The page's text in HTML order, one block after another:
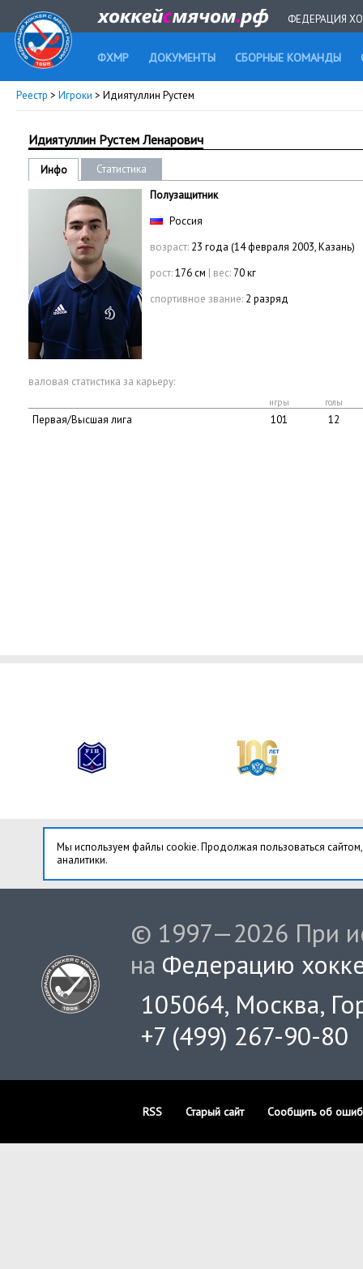
ФЕДЕРАЦИЯ
ФХМР ДОКУМЕНТЫ СБОРНЫЕ КОМАНДЫ
Реестр > Игроки > Идиятуллин Рустем
Идиятуллин Рустем Ленарович
Инфо
Статистика
Полузащитник
Россия
возраст: 23 года (14 февраля 2003, Казань)
рост:176 см | вес: 70 кг
спортивное звание: 2 разряд
валовая статистика за карьеру:
игры голы
Первая/Высшая лига 101 12
Мы используем файлы cookie. Продолжая пользоваться
аналитики.
© 1997—2026 При
на Федерацию
105064, Москва,
+7 (499) 267-90-80
RSS Старый сайт Сообщить об